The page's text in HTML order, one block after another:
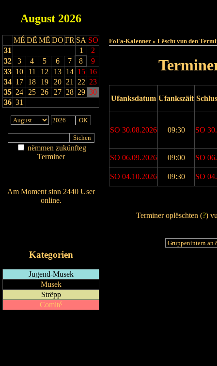
August 2026
MÉ DË MË DO FR SA SO
31
1
2
32
3 4 5 6 7 8
9
33 10 11 12 13 14 15 16
34 17 18 19 20 21 22 23
35 24 25 26 27 28 29 30
36 31
nëmmen zukünfteg
Terminer
Am Moment sinn 2440 User
online.
Kategorien
Jugend-Musek
Musek
Strëpp
Comité
FoFa-Kalenner » Lëscht vun den
Ufanksdatum Ufankszäit
SO 30.08.2026 09:30 SO
SO 06.09.2026 09:00 SO
SO 04.10.2026 09:30 SO
Terminer oplëschten (?)